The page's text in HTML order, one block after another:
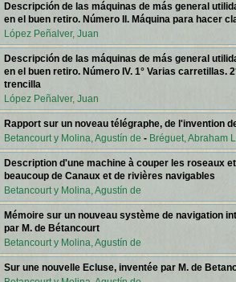
Descripción de las máquinas de más general
en el buen retiro. Número II. Máquina para hacer
López Peñalver, Juan
Descripción de las máquinas de más general
en el buen retiro. Número IV. 1° Varias carretillas.
trencilla
López Peñalver, Juan
Rapport sur un noveau télégraphe, de l'invention
Betancourt y Molina, Agustín de - Bréguet, Abraham
Description d'une machine à couper les roseaux
beaucoup de Canaux et de rivières navigables
Betancourt y Molina, Agustín de
Mémoire sur un nouveau système de navigation
par M. de Bétancourt
Betancourt y Molina, Agustín de
Sur une nouvelle Ecluse, inventée par M. de